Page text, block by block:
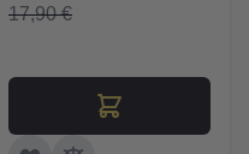
17,90 €